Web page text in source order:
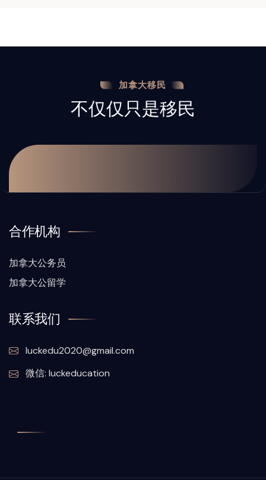
加拿大移民
不仅仅只是移民
合作机构
加拿大公务员
加拿大公留学
联系我们
luckedu2020@gmail.com
微信: luckeducation